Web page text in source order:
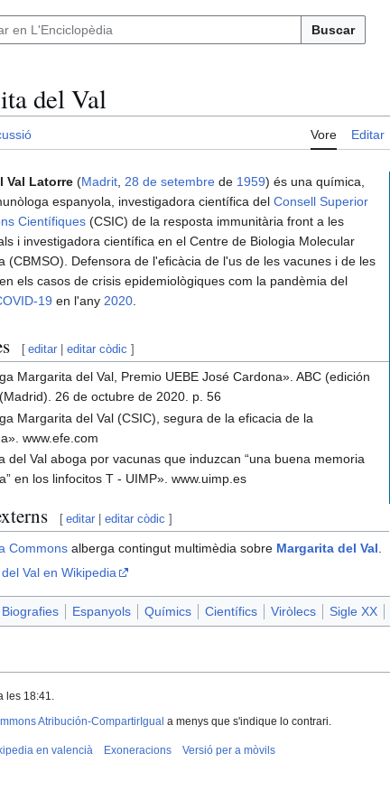
Buscar
del Val
Vore Editar
Val Latorre (Madrit 28 de setembre de 1959) és una química,
espanyola, investigadora científica del Consell Superior
Científiques (CSIC) de la resposta immunitària front a les
i investigadora científica en el Centre de Biologia Molecular
(CBMSO). Defensora de l'eficàcia de l'us de les vacunes i de les
els casos de crisis epidemiològiques com la pandèmia del
19 en l'any 2020
[ editar |editar còdic ]
Margarita del Val, Premio UEBE José Cardona». ABC (edición
26 de octubre de 2020. p. 56
Margarita del Val (CSIC), segura de la eficacia de la
www.efe.com
del Val aboga por vacunas que induzcan “una buena memoria
en los linfocitos T - UIMP». www.uimp.es
[ editar |editar còdic ]
Commons alberga contingut multimèdia sobre Margarita del Val.
Val en Wikipedia
Biografies Espanyols Químics Científics Viròlecs Sigle XX
les 18:41.
Atribución-CompartirIgual a menys que s'indique lo contrari.
en valencià Exoneracions Versió per a mòvils